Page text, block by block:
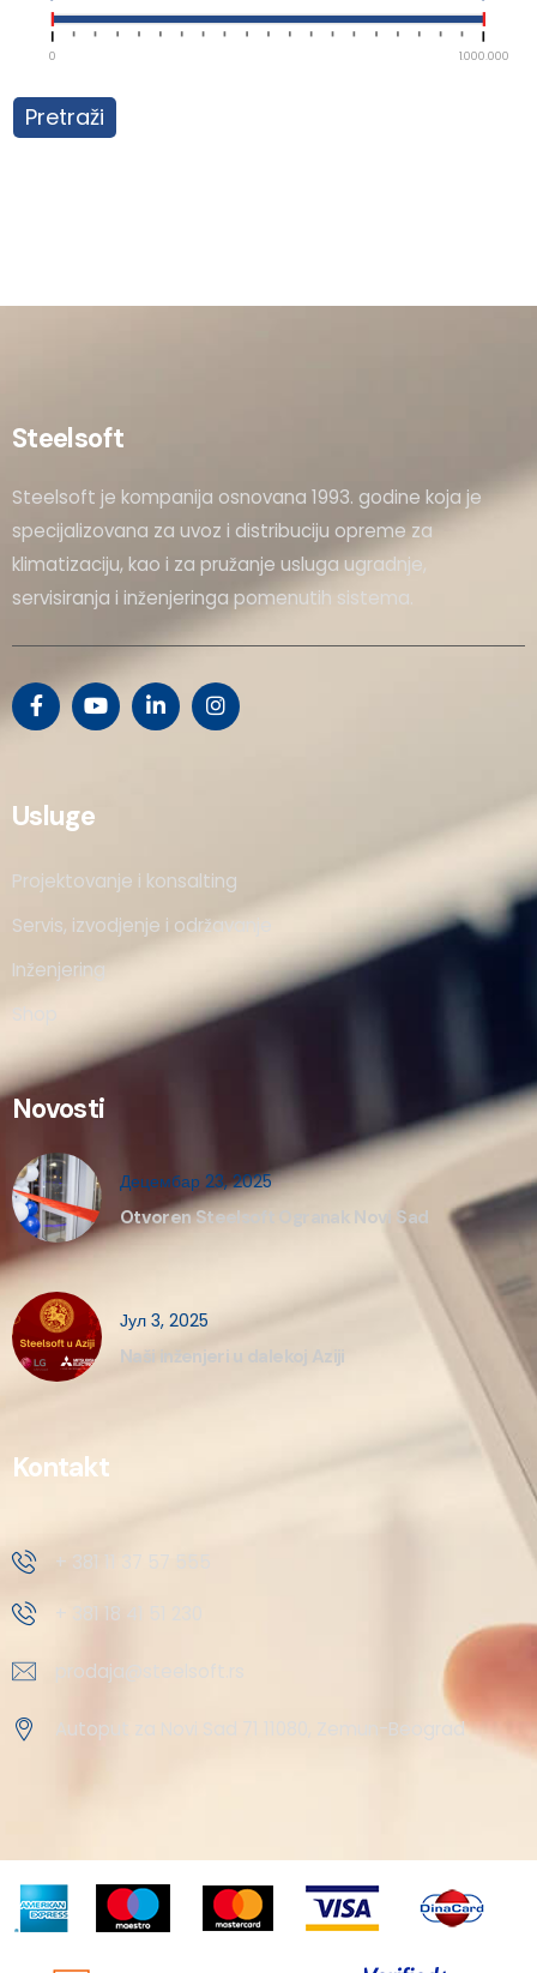
0 1.000.000
Pretraži
Steelsoft
Steelsoft je kompanija osnovana 1993. godine koja je
specijalizovana za uvoz i distribuciju opreme za
klimatizaciju, kao i za pružanje usluga ugradnje,
servisiranja i inženjeringa pomenutih sistema.
Usluge
Projektovanje i konsalting
Servis, izvodjenje i održavanje
Inženjering
Shop
Novosti
Децембар 23, 2025
Otvoren Steelsoft Ogranak Novi Sad
Јул 3, 2025
Naši inženjeri u dalekoj Aziji
Kontakt
+ 381 11 37 57 555
+ 381 18 41 51 230
prodaja@steelsoft.rs
Autoput za Novi Sad 71 11080, Zemun-Beograd